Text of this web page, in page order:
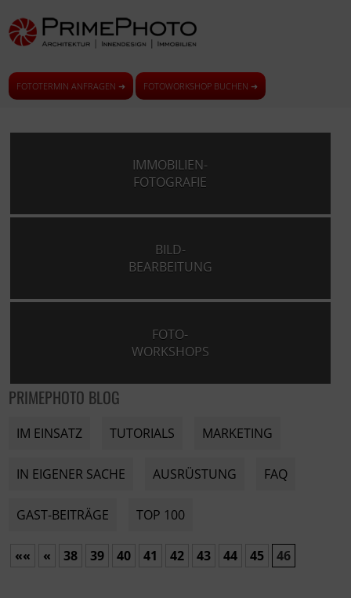
FOTOTERMIN ANFRAGEN ➜ FOTOWORKSHOP BUCHEN ➜
IMMOBILIEN-
FOTOGRAFIE
BILD-
BEARBEITUNG
FOTO-
WORKSHOPS
PRIMEPHOTO BLOG
IM EINSATZ TUTORIALS MARKETING
IN EIGENER SACHE AUSRÜSTUNG FAQ
GAST-BEITRÄGE TOP 100
«« « 38 39 40 41 42 43 44 45 46